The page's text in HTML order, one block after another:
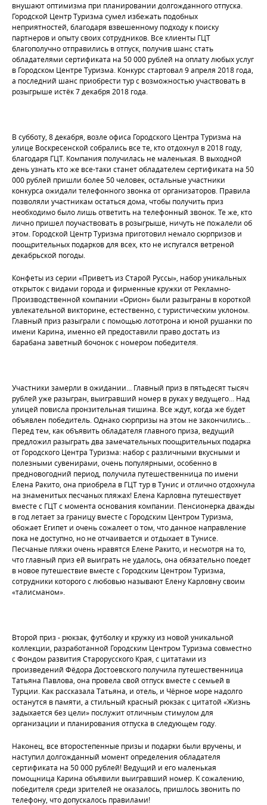
внушают оптимизма при планировании долгожданного отпуска.
Городской Центр Туризма сумел избежать подобных
неприятностей, благодаря взвешенному подходу к поиску
партнеров и опыту своих сотрудников. Все клиенты ГЦТ
благополучно отправились в отпуск, получив шанс стать
обладателями сертификата на 50 000 рублей на оплату любых услуг
в Городском Центре Туризма. Конкурс стартовал 9 апреля 2018 года,
а последний шанс приобрести тур с возможностью участвовать в
розыгрыше истёк 7 декабря 2018 года.
В субботу, 8 декабря, возле офиса Городского Центра Туризма на
улице Воскресенской собрались все те, кто отдохнул в 2018 году,
благодаря ГЦТ. Компания получилась не маленькая. В выходной
день узнать кто же все-таки станет обладателем сертификата на 50
000 рублей пришли более 50 человек, остальные участники
конкурса ожидали телефонного звонка от организаторов. Правила
позволяли участникам остаться дома, чтобы получить приз
необходимо было лишь ответить на телефонный звонок. Те же, кто
лично пришел поучаствовать в розыгрыше, ничуть не пожалели об
этом. Городской Центр Туризма приготовил немало сюрпризов и
поощрительных подарков для всех, кто не испугался ветреной
декабрьской погоды.
Конфеты из серии «Приветъ из Старой Руссы», набор уникальных
открыток с видами города и фирменные кружки от Рекламно-
Производственной компании «Орион» были разыграны в короткой
увлекательной викторине, естественно, с туристическим уклоном.
Главный приз разыграли с помощью лототрона и юной рушанки по
имени Карина, именно ей предоставили право достать из
барабана заветный бочонок с номером победителя.
Участники замерли в ожидании… Главный приз в пятьдесят тысяч
рублей уже разыгран, выигравший номер в руках у ведущего… Над
улицей повисла пронзительная тишина. Все ждут, когда же будет
объявлен победитель. Однако сюрпризы на этом не закончились…
Перед тем, как объявить обладателя главного приза, ведущий
предложил разыграть два замечательных поощрительных подарка
от Городского Центра Туризма: набор с различными вкусными и
полезными сувенирами, очень популярными, особенно в
предновогодний период, получила путешественница по имени
Елена Ракито, она приобрела в ГЦТ тур в Тунис и отлично отдохнула
на знаменитых песчаных пляжах! Елена Карловна путешествует
вместе с ГЦТ с момента основания компании. Пенсионерка дважды
в год летает за границу вместе с Городским Центром Туризма,
обожает Египет и очень сожалеет о том, что данное направление
пока не доступно, но не отчаивается и отдыхает в Тунисе.
Песчаные пляжи очень нравятся Елене Ракито, и несмотря на то,
что главный приз ей выиграть не удалось, она обязательно поедет
в новое путешествие вместе с Городским Центром Туризма,
сотрудники которого с любовью называют Елену Карловну своим
«талисманом».
Второй приз - рюкзак, футболку и кружку из новой уникальной
коллекции, разработанной Городским Центром Туризма совместно
с Фондом развития Старорусского Края, с цитатами из
произведений Фёдора Достоевского получила путешественница
Татьяна Павлова, она провела свой отпуск вместе с семьей в
Турции. Как рассказала Татьяна, и отель, и Чёрное море надолго
останутся в памяти, а стильный красный рюкзак с цитатой «Жизнь
задыхается без цели» послужит отличным стимулом для
организации и планирования отпуска в следующем году.
Наконец, все второстепенные призы и подарки были вручены, и
наступил долгожданный момент определения обладателя
сертификата на 50 000 рублей! Ведущий и его маленькая
помощница Карина объявили выигравший номер. К сожалению,
победителя среди зрителей не оказалось, пришлось звонить по
телефону, что допускалось правилами!